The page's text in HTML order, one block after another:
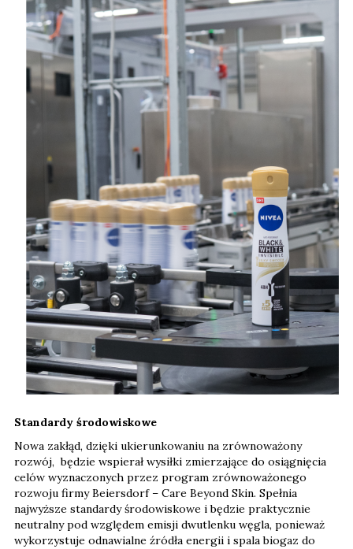
Standardy środowiskowe
Nowa zakłąd, dzięki ukierunkowaniu na zrównoważony
rozwój, będzie wspierał wysiłki zmierzające do osiągnięcia
celów wyznaczonych przez program zrównoważonego
rozwoju firmy Beiersdorf – Care Beyond Skin. Spełnia
najwyższe standardy środowiskowe i będzie praktycznie
neutralny pod względem emisji dwutlenku węgla, ponieważ
wykorzystuje odnawialne źródła energii i spala biogaz do